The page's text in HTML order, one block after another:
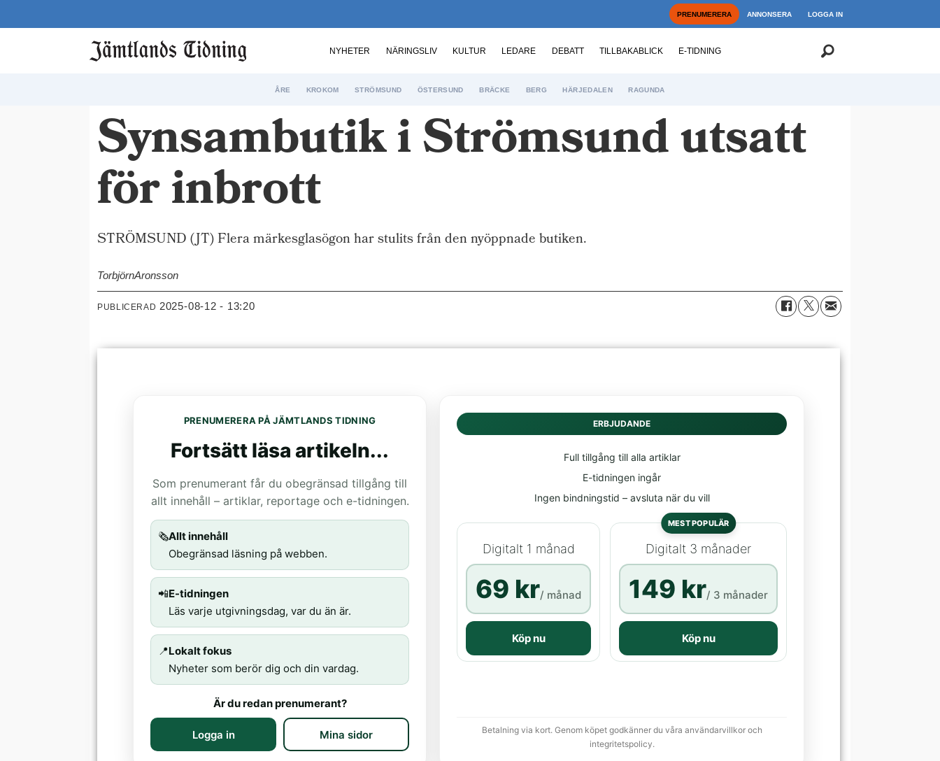
PRENUMERERA ANNONSERA LOGGA IN
NYHETER NÄRINGSLIV KULTUR LEDARE DEBATT TILLBAKABLICK E-TIDNING
ÅRE KROKOM STRÖMSUND ÖSTERSUND BRÄCKE BERG HÄRJEDALEN RAGUNDA
Synsambutik i Strömsund utsatt
för inbrott
STRÖMSUND (JT) Flera märkesglasögon har stulits från den nyöppnade butiken.
TorbjörnAronsson
PUBLICERAD 2025-08-12 - 13:20
PRENUMERERA PÅ JÄMTLANDS TIDNING
Fortsätt läsa artikeln...
Som prenumerant får du obegränsad tillgång till
allt innehåll – artiklar, reportage och e-tidningen.
🗞️Allt innehåll
Obegränsad läsning på webben.
📲E-tidningen
Läs varje utgivningsdag, var du än är.
📍Lokalt fokus
Nyheter som berör dig och din vardag.
Är du redan prenumerant?
Logga in Mina sidor
ERBJUDANDE
Full tillgång till alla artiklar
E-tidningen ingår
Ingen bindningstid – avsluta när du vill
Digitalt 1 månad
69 kr/ månad
Köp nu
MEST POPULÄR
Digitalt 3 månader
149 kr/ 3 månader
Köp nu
Betalning via kort. Genom köpet godkänner du våra användarvillkor och
integritetspolicy.